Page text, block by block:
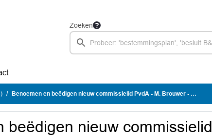
Zoeken
Benoemen en beëdigen nieuw commissielid PvdA - M. Brouwer - Raadsvoorstel
beëdigen nieuw commissielid